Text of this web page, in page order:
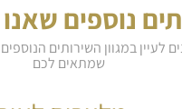
נוספים
לעיין במגוון השירותים
שמתאים לכם